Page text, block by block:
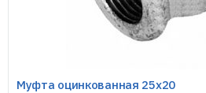
Муфта оцинкованная 25х20